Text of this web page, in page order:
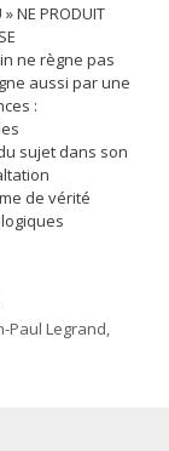
NE PRODUIT
ne règne pas
aussi par une
:
sujet dans son
de vérité
Paul Legrand,